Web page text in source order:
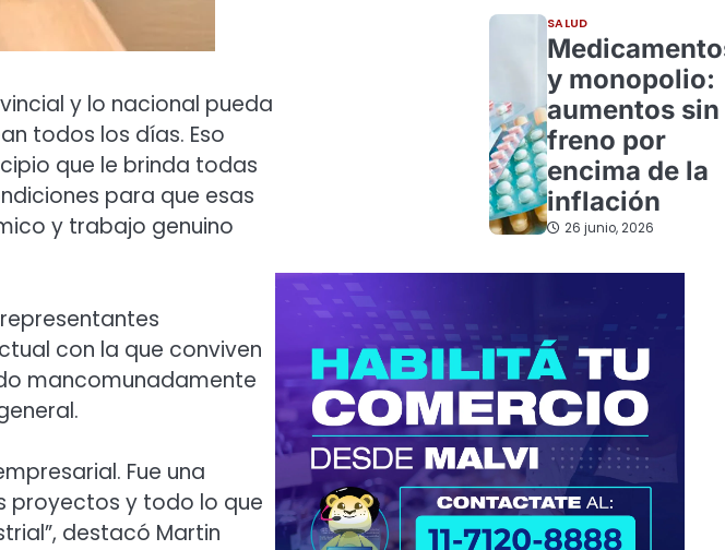
y lo nacional pueda
todos los días. Eso
que le brinda todas
para que esas
y trabajo genuino
con la que conviven
mancomunadamente
Fue una
proyectos y todo lo que
destacó Martin
SALUD
y monopolio:
aumentos sin
freno por
encima de la
inflación
26 junio, 2026